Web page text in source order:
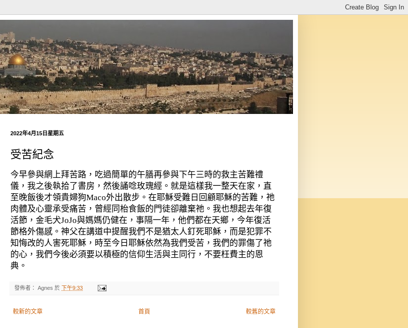
2022年4月15日星期五
受苦紀念
今早參與網上拜苦路，吃過簡單的午膳再參與下午三時的救主苦難禮
儀，我之後執拾了書房，然後誦唸玫瑰經。就是這樣我一整天在家，直
至晚飯後才領貴婦狗Maco外出散步。在耶穌受難日回顧耶穌的苦難，祂
肉體及心靈承受痛苦，曾經同枱食飯的門徒卻離棄祂。我也想起去年復
活節，金毛犬JoJo與媽媽仍健在，事隔一年，他們都在天鄉，今年復活
節格外傷感。神父在講道中提醒我們不是猶太人釘死耶穌，而是犯罪不
知悔改的人害死耶穌，時至今日耶穌依然為我們受苦，我們的罪傷了祂
的心，我們今後必須要以積極的信仰生活與主同行，不要枉費主的恩
典。
發佈者： Agnes 於 下午9:33
較新的文章 較舊的文章
首頁